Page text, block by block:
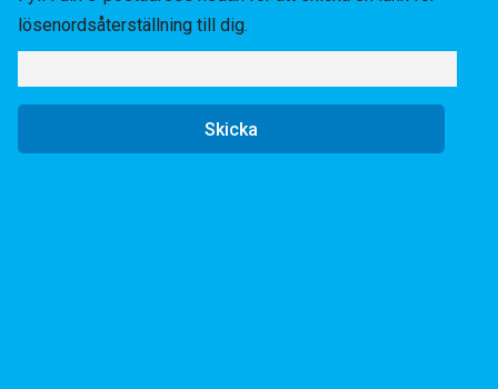
lösenordsåterställning till dig.